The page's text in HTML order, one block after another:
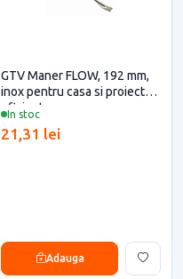
In stoc
GTV Maner FLOW, 192 mm,
inox pentru casa si proiecte
eficiente
21,31 lei
Adauga